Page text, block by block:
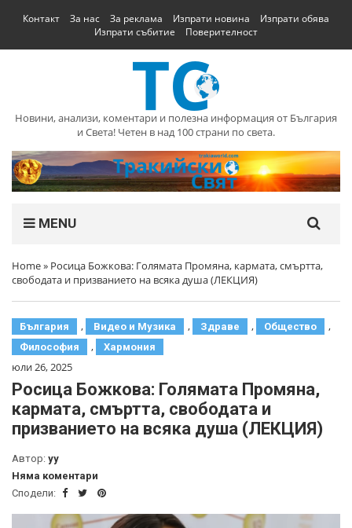
Контакт За нас За реклама Изпрати новина
Изпрати обява
Изпрати събитие
Поверителност
Новини, анализи, коментари и полезна информация от България
и Света! Четен в над 100 страни по света.
MENU
Home» Росица Божкова: Голямата Промяна, кармата, смъртта,
свободата и призванието на всяка душа (ЛЕКЦИЯ)
България , Видео и Музика , Здраве , Общество ,
Философия , Хармония
юли 26, 2025
Росица Божкова: Голямата Промяна,
кармата, смъртта, свободата и
призванието на всяка душа (ЛЕКЦИЯ)
Автор: yy
Няма коментари
Сподели: